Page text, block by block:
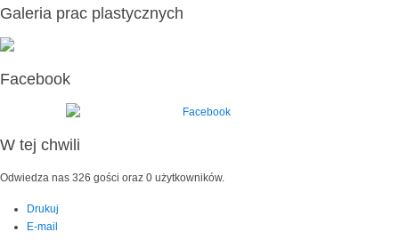
Galeria prac plastycznych
Facebook
W tej chwili
Odwiedza nas 326 gości oraz 0 użytkowników.
Drukuj
E-mail